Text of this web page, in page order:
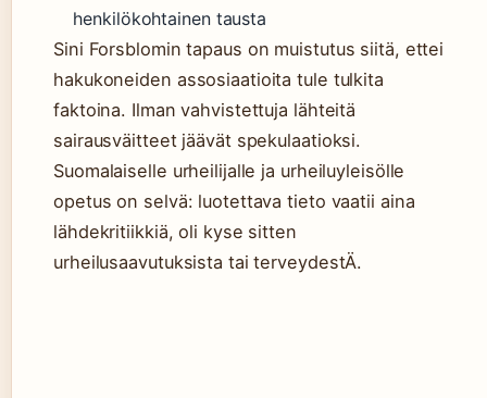
henkilökohtainen tausta
Sini Forsblomin tapaus on muistutus siitä, ettei
hakukoneiden assosiaatioita tule tulkita
faktoina. Ilman vahvistettuja lähteitä
sairausväitteet jäävät spekulaatioksi.
Suomalaiselle urheilijalle ja urheiluyleisölle
opetus on selvä: luotettava tieto vaatii aina
lähdekritiikkiä, oli kyse sitten
urheilusaavutuksista tai terveydestÄ.